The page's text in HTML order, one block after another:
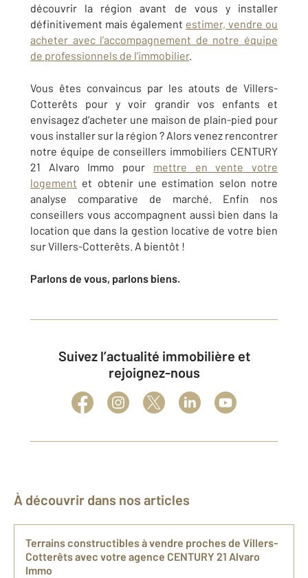
découvrir la région avant de vous y installer
définitivement mais également estimer, vendre ou
acheter avec l’accompagnement de notre équipe
de professionnels de l’immobilier.
Vous êtes convaincus par les atouts de Villers-
Cotterêts pour y voir grandir vos enfants et
envisagez d’acheter une maison de plain-pied pour
vous installer sur la région ? Alors venez rencontrer
notre équipe de conseillers immobiliers CENTURY
21 Alvaro Immo pour mettre en vente votre
logement et obtenir une estimation selon notre
analyse comparative de marché. Enfin nos
conseillers vous accompagnent aussi bien dans la
location que dans la gestion locative de votre bien
sur Villers-Cotterêts. A bientôt !
Parlons de vous, parlons biens.
Suivez l’actualité immobilière et
rejoignez-nous
À découvrir dans nos articles
Terrains constructibles à vendre proches de Villers-
Cotterêts avec votre agence CENTURY 21 Alvaro
Immo